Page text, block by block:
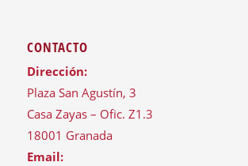
CONTACTO
Dirección:
Plaza San Agustín, 3
Casa Zayas – Ofic. Z1.3
18001 Granada
Email: